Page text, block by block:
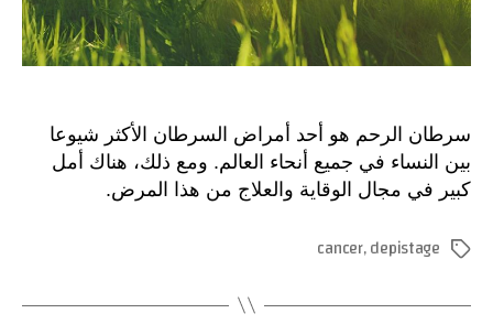
سرطان الرحم هو أحد أمراض السرطان الأكثر شيوعا
بين النساء في جميع أنحاء العالم. ومع ذلك، هناك أمل
كبير في مجال الوقاية والعلاج من هذا المرض.
الوسوم cancer,depistage